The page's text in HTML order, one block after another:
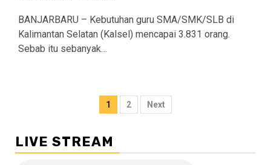
BANJARBARU – Kebutuhan guru SMA/SMK/SLB di
Kalimantan Selatan (Kalsel) mencapai 3.831 orang.
Sebab itu sebanyak…
Navigasi
1 2 Next
LIVE STREAM